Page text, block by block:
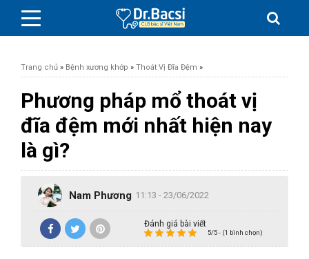
BỆNH DA LIỄU
BỆNH PHỤ KHOA
BỆNH XƯƠNG KHỚP
SỨC KHỎE GIỚI TÍNH
Trang chủ » Bệnh xương khớp » Thoát Vị Đĩa Đệm »
Phương pháp mổ thoát vị
đĩa đệm mới nhất hiện nay
là gì?
Nam Phương 11:13 - 23/06/2022
Đánh giá bài viết
5/5 - (1 bình chọn)